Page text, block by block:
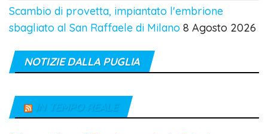
Scambio di provetta, impiantato l'embrione
sbagliato al San Raffaele di Milano 8 Agosto 2026
NOTIZIE DALLA PUGLIA
IN TEMPO REALE